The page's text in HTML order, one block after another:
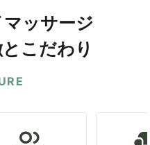
ッサージ
こだわり